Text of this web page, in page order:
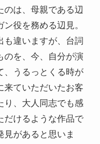
のは、母親である辺
役を務める辺見。
も違いますが、台詞
のを、今、自分が演
、うるっとくる時が
来ていただいたお客
り、大人同志でも感
だけるような作品で
があると思いま